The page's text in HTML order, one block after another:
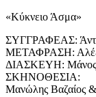
«Κύκνειο Άσμα»
ΣΥΓΓΡΑΦΕΑΣ:
ΜΕΤΑΦΡΑΣΗ:
ΔΙΑΣΚΕΥΗ: Μάνος
ΣΚΗΝΟΘΕΣΙΑ:
Μανώλης Βαζαίος